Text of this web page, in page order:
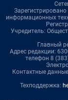
информационных
Учредитель:
Главный
Адрес редакции:
телефон 8
Контактные
Техподдержка: